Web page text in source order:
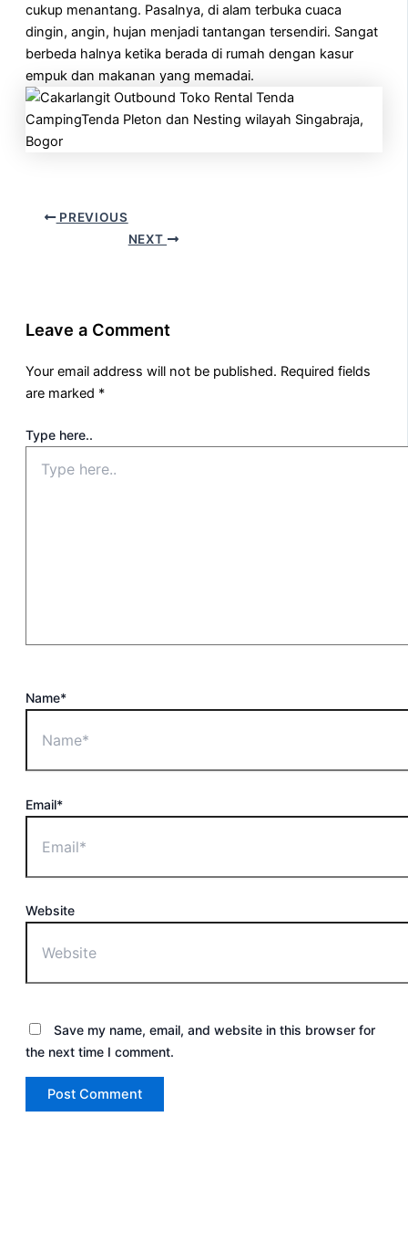
cukup menantang. Pasalnya, di alam terbuka cuaca
dingin, angin, hujan menjadi tantangan tersendiri. Sangat
berbeda halnya ketika berada di rumah dengan kasur
empuk dan makanan yang memadai.
PREVIOUS
NEXT
Leave a Comment
Your email address will not be published. Required fields
are marked *
Type here..
Name*
Email*
Website
Save my name, email, and website in this browser for
the next time I comment.